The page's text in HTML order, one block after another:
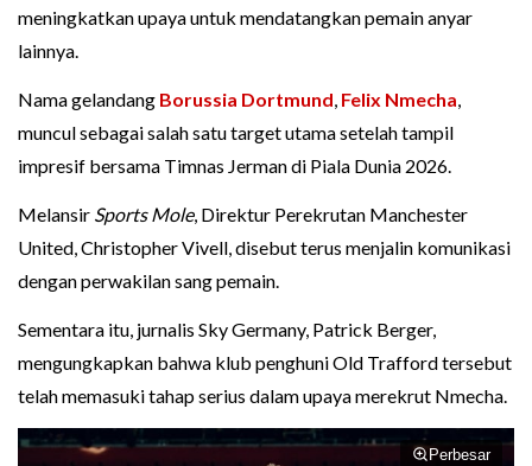
meningkatkan upaya untuk mendatangkan pemain anyar
lainnya.
Nama gelandang Borussia Dortmund, Felix Nmecha,
muncul sebagai salah satu target utama setelah tampil
impresif bersama Timnas Jerman di Piala Dunia 2026.
Melansir Sports Mole, Direktur Perekrutan Manchester
United, Christopher Vivell, disebut terus menjalin komunikasi
dengan perwakilan sang pemain.
Sementara itu, jurnalis Sky Germany, Patrick Berger,
mengungkapkan bahwa klub penghuni Old Trafford tersebut
telah memasuki tahap serius dalam upaya merekrut Nmecha.
Perbesar